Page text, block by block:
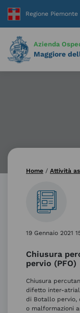
contenuto
Azienda
Maggiore
Home / Attività
19 Gennaio 2021
Chiusura
pervio (PFO)
Chiusura
difetto inter-
di Botallo pervio,
o malformazioni